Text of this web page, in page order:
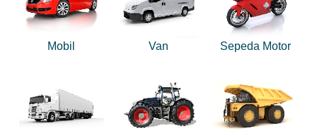
Mobil Van Sepeda Motor